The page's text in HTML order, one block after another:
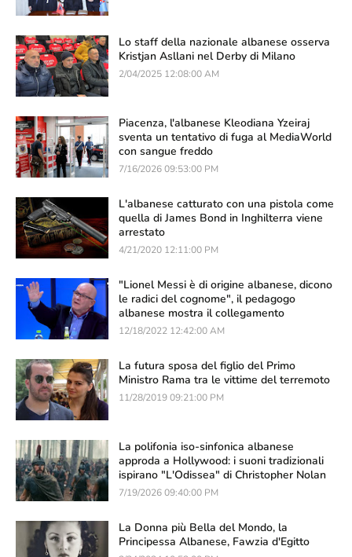
Lo staff della nazionale albanese osserva
Kristjan Asllani nel Derby di Milano
2/04/2025 12:08:00 AM
Piacenza, l'albanese Kleodiana Yzeiraj
sventa un tentativo di fuga al MediaWorld
con sangue freddo
7/16/2026 09:53:00 PM
L'albanese catturato con una pistola come
quella di James Bond in Inghilterra viene
arrestato
4/21/2020 12:11:00 PM
"Lionel Messi è di origine albanese, dicono
le radici del cognome", il pedagogo
albanese mostra il collegamento
12/18/2022 12:42:00 AM
La futura sposa del figlio del Primo
Ministro Rama tra le vittime del terremoto
11/28/2019 09:21:00 PM
La polifonia iso-sinfonica albanese
approda a Hollywood: i suoni tradizionali
ispirano "L'Odissea" di Christopher Nolan
7/19/2026 09:40:00 PM
La Donna più Bella del Mondo, la
Principessa Albanese, Fawzia d'Egitto